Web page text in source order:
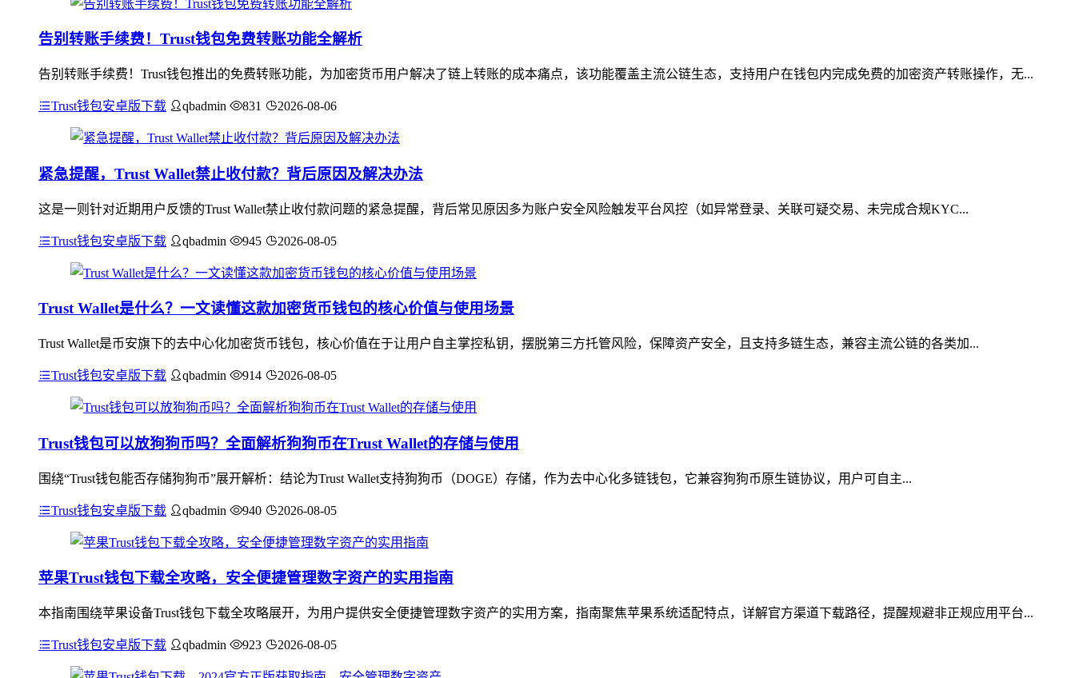
告别转账手续费！Trust钱包免费转账功能全解析
告别转账手续费！Trust钱包推出的免费转账功能，为加密货币用户解决了链上转账的成本痛点，该功能覆盖主流公链生态，支持用户在钱包内完成免费的加密资产转账操作，无...
Trust钱包安卓版下载 qbadmin 831 2026-08-06
紧急提醒，Trust Wallet禁止收付款？背后原因及解决办法
这是一则针对近期用户反馈的Trust Wallet禁止收付款问题的紧急提醒，背后常见原因多为账户安全风险触发平台风控（如异常登录、关联可疑交易、未完成合规KYC...
Trust钱包安卓版下载 qbadmin 945 2026-08-05
Trust Wallet是什么？一文读懂这款加密货币钱包的核心价值与使用场景
Trust Wallet是币安旗下的去中心化加密货币钱包，核心价值在于让用户自主掌控私钥，摆脱第三方托管风险，保障资产安全，且支持多链生态，兼容主流公链的各类加...
Trust钱包安卓版下载 qbadmin 914 2026-08-05
Trust钱包可以放狗狗币吗？全面解析狗狗币在Trust Wallet的存储与使用
围绕“Trust钱包能否存储狗狗币”展开解析：结论为Trust Wallet支持狗狗币（DOGE）存储，作为去中心化多链钱包，它兼容狗狗币原生链协议，用户可自主...
Trust钱包安卓版下载 qbadmin 940 2026-08-05
苹果Trust钱包下载全攻略，安全便捷管理数字资产的实用指南
本指南围绕苹果设备Trust钱包下载全攻略展开，为用户提供安全便捷管理数字资产的实用方案，指南聚焦苹果系统适配特点，详解官方渠道下载路径，提醒规避非正规应用平台...
Trust钱包安卓版下载 qbadmin 923 2026-08-05